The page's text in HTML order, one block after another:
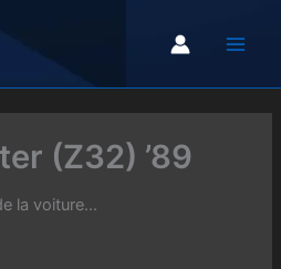
(Z32) ’89
la voiture...